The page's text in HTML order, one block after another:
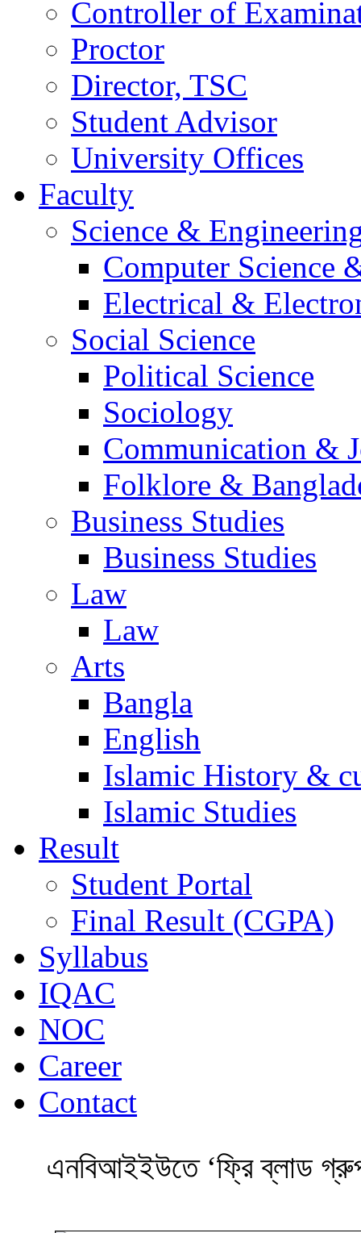
Controller of
Proctor
Director, TSC
Student Advisor
University Offices
Faculty
Science &
Computer Science
Electrical &
Social Science
Political Science
Sociology
Communication &
Folklore &
Business Studies
Business Studies
Law
Law
Arts
Bangla
English
Islamic History &
Islamic Studies
Result
Student Portal
Final Result (CGPA)
Syllabus
IQAC
NOC
Career
Contact
এনবিআইইউতে ‘ফ্রি ব্লাড